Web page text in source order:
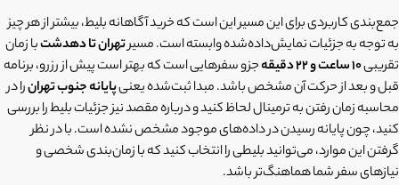
جمع‌بندی کاربردی برای این مسیر این است که خرید آگاهانه بلیط، بیشتر از هر چیز
به توجه به جزئیات نمایش‌داده‌شده وابسته است. مسیرتهران تا دهدشتبا زمان
تقریبی10 ساعت و 22 دقیقه
جزو سفرهایی است که بهتر است پیش از رزرو، برنامه
قبل و بعد از حرکت آن مشخص باشد. مبدا ثبت‌شده یعنیپایانه جنوب تهرانرا در
محاسبه زمان رفتن به ترمینال لحاظ کنید و درباره مقصد نیز جزئیات بلیط را بررسی
کنید، چون پایانه رسیدن در داده‌های موجود مشخص نشده است. با در نظر
گرفتن این موارد، می‌توانید بلیطی را انتخاب کنید که با زمان‌بندی شخصی و
نیازهای سفر شما هماهنگ‌تر باشد.